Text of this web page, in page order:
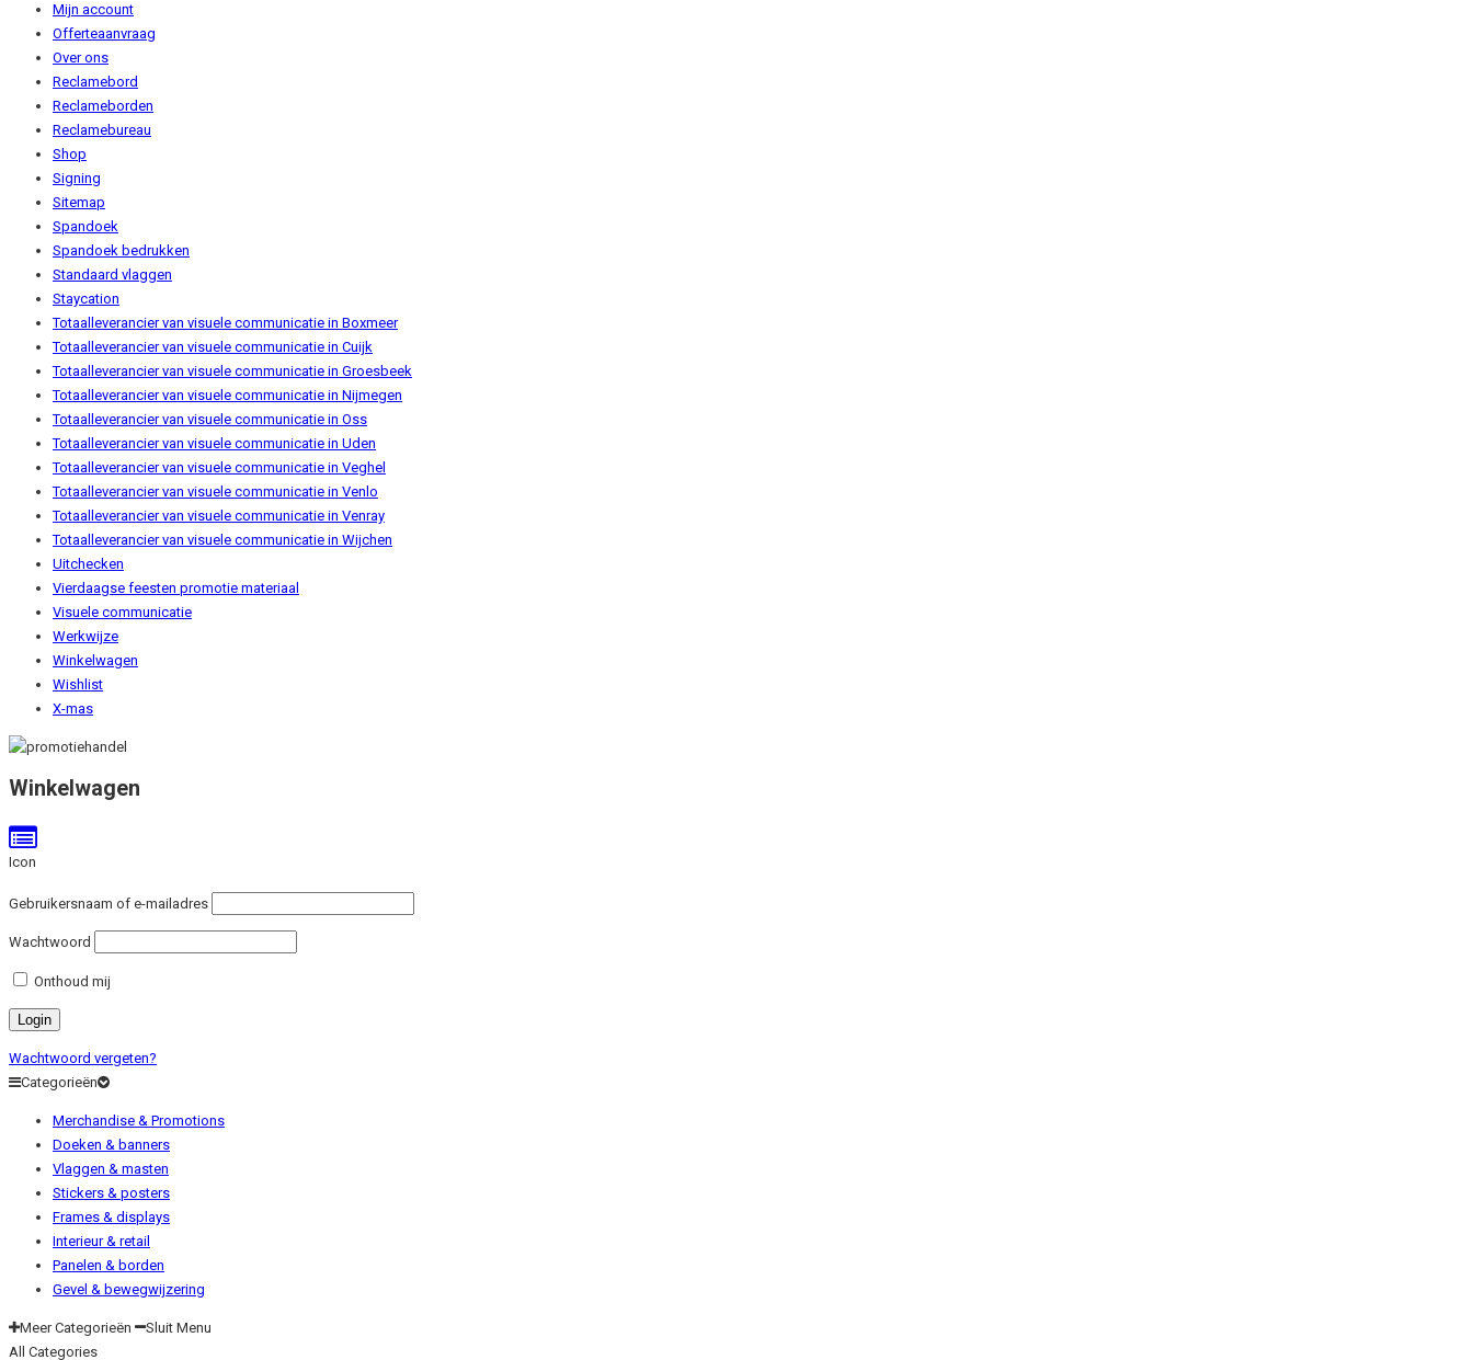
Mijn account
Offerteaanvraag
Over ons
Reclamebord
Reclameborden
Reclamebureau
Shop
Signing
Sitemap
Spandoek
Spandoek bedrukken
Standaard vlaggen
Staycation
Totaalleverancier van visuele communicatie in Boxmeer
Totaalleverancier van visuele communicatie in Cuijk
Totaalleverancier van visuele communicatie in Groesbeek
Totaalleverancier van visuele communicatie in Nijmegen
Totaalleverancier van visuele communicatie in Oss
Totaalleverancier van visuele communicatie in Uden
Totaalleverancier van visuele communicatie in Veghel
Totaalleverancier van visuele communicatie in Venlo
Totaalleverancier van visuele communicatie in Venray
Totaalleverancier van visuele communicatie in Wijchen
Uitchecken
Vierdaagse feesten promotie materiaal
Visuele communicatie
Werkwijze
Winkelwagen
Wishlist
X-mas
Winkelwagen
Icon
Gebruikersnaam of e-mailadres
Wachtwoord
Onthoud mij
Wachtwoord vergeten?
Categorieën
Merchandise & Promotions
Doeken & banners
Vlaggen & masten
Stickers & posters
Frames & displays
Interieur & retail
Panelen & borden
Gevel & bewegwijzering
Meer Categorieën
Sluit Menu
All Categories